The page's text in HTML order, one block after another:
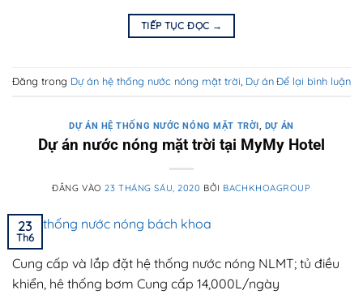
TIẾP TỤC ĐỌC →
Đăng trong Dự án hệ thống nước nóng mặt trời, Dự ánĐể lại bình luận
DỰ ÁN HỆ THỐNG NƯỚC NÓNG MẶT TRỜI, DỰ ÁN
Dự án nước nóng mặt trời tại MyMy Hotel
ĐĂNG VÀO23 THÁNG SÁU, 2020 BỞI BACHKHOAGROUP
23
Th6
Cung cấp và lắp đặt hệ thống nước nóng NLMT; tủ điều
khiển, hê thống bơm Cung cấp 14,000L/ngày